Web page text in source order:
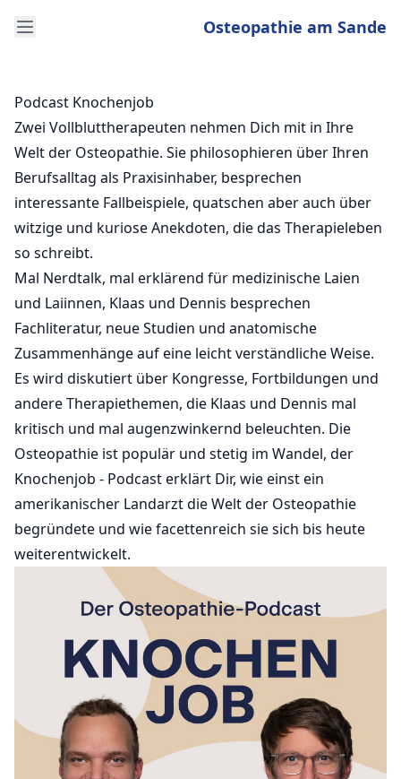
Osteopathie am Sande
Podcast Knochenjob
Zwei Vollbluttherapeuten nehmen Dich mit in Ihre
Welt der Osteopathie. Sie philosophieren über Ihren
Berufsalltag als Praxisinhaber, besprechen
interessante Fallbeispiele, quatschen aber auch über
witzige und kuriose Anekdoten, die das Therapieleben
so schreibt.
Mal Nerdtalk, mal erklärend für medizinische Laien
und Laiinnen, Klaas und Dennis besprechen
Fachliteratur, neue Studien und anatomische
Zusammenhänge auf eine leicht verständliche Weise.
Es wird diskutiert über Kongresse, Fortbildungen und
andere Therapiethemen, die Klaas und Dennis mal
kritisch und mal augenzwinkernd beleuchten. Die
Osteopathie ist populär und stetig im Wandel, der
Knochenjob - Podcast erklärt Dir, wie einst ein
amerikanischer Landarzt die Welt der Osteopathie
begründete und wie facettenreich sie sich bis heute
weiterentwickelt.